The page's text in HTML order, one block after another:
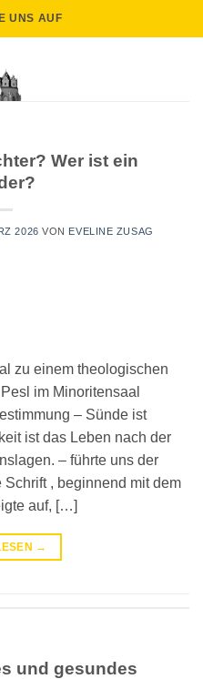
UNS AUF
Wer ist ein
2026 VON EVELINE ZUSAG
zu einem theologischen
im Minoritensaal
– Sünde ist
ist das Leben nach der
– führte uns der
, beginnend mit dem
auf, […]
→
und gesundes